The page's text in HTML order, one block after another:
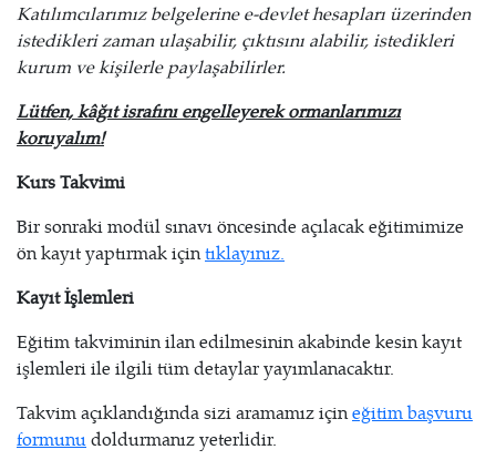
Katılımcılarımız belgelerine e-devlet hesapları üzerinden
istedikleri zaman ulaşabilir, çıktısını alabilir, istedikleri
kurum ve kişilerle paylaşabilirler.
Lütfen, kâğıt israfını engelleyerek ormanlarımızı
koruyalım!
Kurs Takvimi
Bir sonraki modül sınavı öncesinde açılacak eğitimimize
ön kayıt yaptırmak içintıklayınız.
Kayıt İşlemleri
Eğitim takviminin ilan edilmesinin akabinde kesin kayıt
işlemleri ile ilgili tüm detaylar yayımlanacaktır.
Takvim açıklandığında sizi aramamız içineğitim başvuru
formunudoldurmanız yeterlidir.